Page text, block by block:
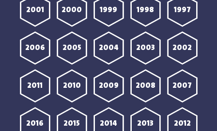
1997
1998
1999
2000
2001
2002
2003
2004
2005
2006
2007
2008
2009
2010
2011
2012
2013
2014
2015
2016